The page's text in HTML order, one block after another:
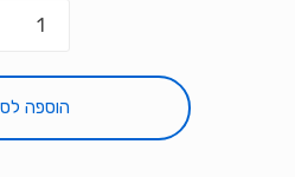
כמות
נייח
ביירבון
הוספה